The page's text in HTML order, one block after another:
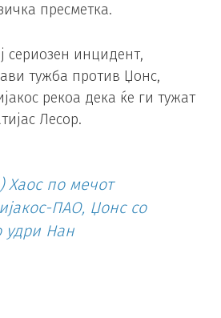
пресметка.
сериозен инцидент,
тужба против Џонс,
рекоа дека ќе ги тужат
Лесор.
Хаос по мечот
ПАО, Џонс со
удри Нан